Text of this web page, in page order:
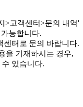
>고객센터>문의 내역'
능합니다.
센터로 문의 바랍니다.
을 기재하시는 경우,
있습니다.